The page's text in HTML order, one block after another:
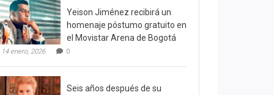
Yeison Jiménez recibirá un
homenaje póstumo gratuito en
el Movistar Arena de Bogotá
14 enero, 2026 0
Seis años después de su